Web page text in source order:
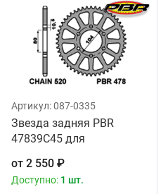
Артикул:087-0335
Звезда задняя PBR
47839C45 для
от 2 550 ₽
Доступно: 1 шт.